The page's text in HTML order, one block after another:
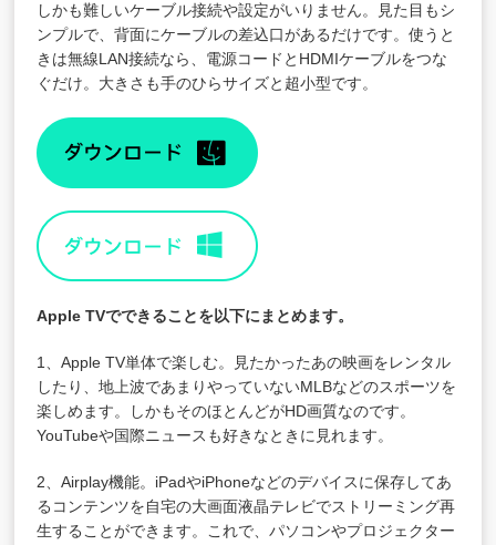
しかも難しいケーブル接続や設定がいりません。見た目もシ
ンプルで、背面にケーブルの差込口があるだけです。使うと
きは無線LAN接続なら、電源コードとHDMIケーブルをつな
ぐだけ。大きさも手のひらサイズと超小型です。
Apple TVでできることを以下にまとめます。
1、Apple TV単体で楽しむ。見たかったあの映画をレンタル
したり、地上波であまりやっていないMLBなどのスポーツを
楽しめます。しかもそのほとんどがHD画質なのです。
YouTubeや国際ニュースも好きなときに見れます。
2、Airplay機能。iPadやiPhoneなどのデバイスに保存してあ
るコンテンツを自宅の大画面液晶テレビでストリーミング再
生することができます。これで、パソコンやプロジェクター